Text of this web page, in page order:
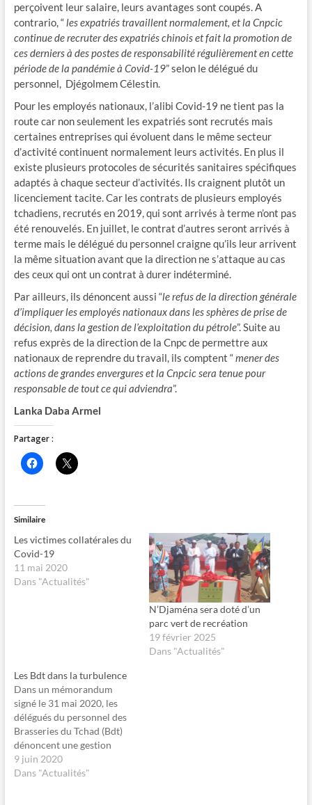
perçoivent leur salaire, leurs avantages sont coupés. A
contrario, “les expatriés travaillent normalement, et la Cnpcic
continue de recruter des expatriés chinois et fait la promotion de
ces derniers à des postes de responsabilité régulièrement en cette
période de la pandémie à Covid-19” selon le délégué du
personnel, Djégolmem Célestin.
Pour les employés nationaux, l’alibi Covid-19 ne tient pas la
route car non seulement les expatriés sont recrutés mais
certaines entreprises qui évoluent dans le même secteur
d’activité continuent normalement leurs activités. En plus il
existe plusieurs protocoles de sécurités sanitaires spécifiques
adaptés à chaque secteur d’activités. Ils craignent plutôt un
licenciement tacite. Car les contrats de plusieurs employés
tchadiens, recrutés en 2019, qui sont arrivés à terme n’ont pas
été renouvelés. En juillet, le contrat d’autres seront arrivés à
terme mais le délégué du personnel craigne qu’ils leur arrivent
la même situation avant que la direction ne s’attaque au cas
des ceux qui ont un contrat à durer indéterminé.
Par ailleurs, ils dénoncent aussi “le refus de la direction générale
d’impliquer les employés nationaux dans les sphères de prise de
décision, dans la gestion de l’exploitation du pétrole”. Suite au
refus exprès de la direction de la Cnpc de permettre aux
nationaux de reprendre du travail, ils comptent “mener des
actions de grandes envergures et la Cnpcic sera tenue pour
responsable de tout ce qui adviendra”.
Lanka Daba Armel
Partager :
C
l
e
z
p
u
r
p
a
r
a
c
e
b
o
o
k
(
o
u
v
r
e
C
l
u
r
t
o
u
v
r
e
d
a
n
s
n
e
Similaire
Les victimes collatérales du
Covid-19
11 mai 2020
Dans "Actualités"
N’Djaména sera doté d’un
parc vert de recréation
19 février 2025
Dans "Actualités"
Les Bdt dans la turbulence
Dans un mémorandum
signé le 31 mai 2020, les
délégués du personnel des
Brasseries du Tchad (Bdt)
dénoncent une gestion
discriminatoire de la
direction générale qui met
9 juin 2020
Dans "Actualités"